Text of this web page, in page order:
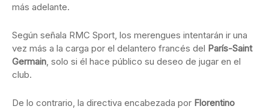
más adelante.
Según señala RMC Sport, los merengues intentarán ir una
vez más a la carga por el delantero francés del París-Saint
Germain , solo si él hace público su deseo de jugar en el
club.
De lo contrario, la directiva encabezada por Florentino